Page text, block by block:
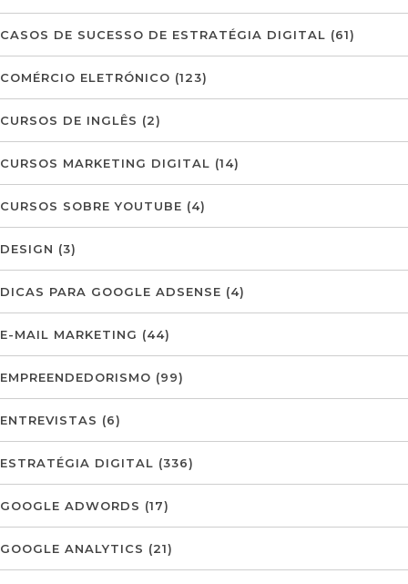
CASOS DE SUCESSO DE ESTRATÉGIA DIGITAL (61)
COMÉRCIO ELETRÓNICO (123)
CURSOS DE INGLÊS (2)
CURSOS MARKETING DIGITAL (14)
CURSOS SOBRE YOUTUBE (4)
DESIGN (3)
DICAS PARA GOOGLE ADSENSE (4)
E-MAIL MARKETING (44)
EMPREENDEDORISMO (99)
ENTREVISTAS (6)
ESTRATÉGIA DIGITAL (336)
GOOGLE ADWORDS (17)
GOOGLE ANALYTICS (21)